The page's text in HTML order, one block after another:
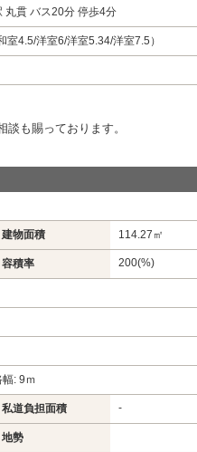
丸貫 バス20分 停歩4分
室4.5/洋室6/洋室5.34/洋室7.5）
も賜っております。
建物面積 114.27㎡
容積率 200(%)
: 9ｍ
私道負担面積 -
地勢